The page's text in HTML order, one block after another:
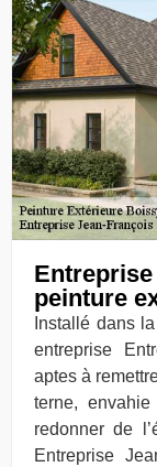
peinture
Installé dans
entreprise
aptes à
terne,
redonner de
Entreprise